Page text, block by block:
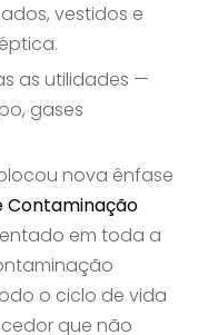
vestidos e
as utilidades —
gases
nova ênfase
Contaminação
em toda a
o ciclo de vida
que não